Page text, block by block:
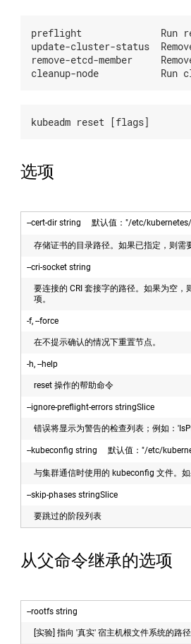
preflight              Run
update-cluster-status
remove-etcd-member
选项
--cert-dir string 默认值："/etc/
存储证书的目录路径。如果已指定，则需
--cri-socket string
要连接的 CRI 套接字的路径。如果为空
项。
-f, --force
在不提示确认的情况下重置节点。
-h, --help
reset 操作的帮助命令
--ignore-preflight-errors stringSlice
错误将显示为警告的检查列表；例如：
--kubeconfig string 默认值："/etc/
与集群通信时使用的 kubeconfig 文件。
--skip-phases stringSlice
要跳过的阶段列表
从父命令继承的选项
--rootfs string
[实验] 指向 '真实' 宿主机根文件系统的路径